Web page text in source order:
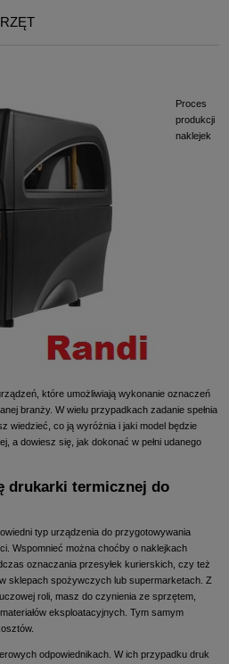
Proces
produkcji
naklejek
które umożliwiają wykonanie oznaczeń
branży. W wielu przypadkach zadanie spełnia
wiedzieć, co ją wyróżnia i jaki model będzie
a dowiesz się, jak dokonać w pełni udanego
drukarki termicznej do
typ urządzenia do przygotowywania
Wspomnieć można choćby o naklejkach
oznaczania przesyłek kurierskich, czy też
sklepach spożywczych lub supermarketach. Z
roli, masz do czynienia ze sprzętem,
eksploatacyjnych. Tym samym
odpowiednikach. W ich przypadku druk